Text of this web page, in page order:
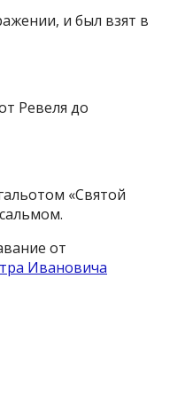
и был взят в
Ревеля до
«Святой
от
Ивановича